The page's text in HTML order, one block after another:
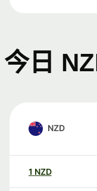
今日
NZD
1 NZD